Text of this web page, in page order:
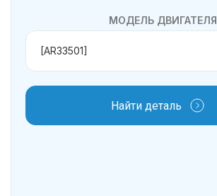
МОДЕЛЬ ДВИГАТЕЛЯ
Найти деталь